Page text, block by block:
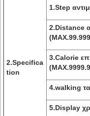
2.Specifica
tion
1.Step
2.Distance
3.Calorie
4.walking
5.Display